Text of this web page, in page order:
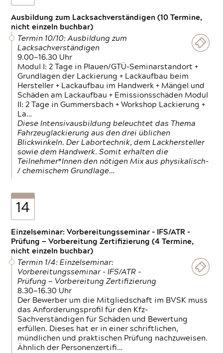
Ausbildung zum Lacksachverständigen (10 Termine,
nicht einzeln buchbar)
Termin 10/10: Ausbildung zum
Lacksachverständigen
9.00—16.30 Uhr
Modul I: 2 Tage in Plauen/GTÜ-Seminarstandort +
Grundlagen der Lackierung + Lackaufbau beim
Hersteller + Lackaufbau im Handwerk + Mängel und
Schäden am Lackaufbau + Emissionsschäden Modul
II: 2 Tage in Gummersbach + Workshop Lackierung +
La…
Diese Intensivausbildung beleuchtet das Thema
Fahrzeuglackierung aus den drei üblichen
Blickwinkeln. Der Labortechnik, dem Lackhersteller
sowie dem Handwerk. Somit erhalten die
Teilnehmer*Innen den nötigen Mix aus physikalisch-
/ chemischem Grundlage…
14
Einzelseminar: Vorbereitungsseminar - IFS/ATR -
Prüfung — Vorbereitung Zertifizierung (4 Termine,
nicht einzeln buchbar)
Termin 1/4: Einzelseminar:
Vorbereitungsseminar - IFS/ATR -
Prüfung — Vorbereitung Zertifizierung
8.30—16.30 Uhr
Der Bewerber um die Mitgliedschaft im BVSK muss
das Anforderungsprofil für den Kfz-
Sachverständigen für Schäden und Bewertung
erfüllen. Dieses hat er in einer schriftlichen,
mündlichen und praktischen Prüfung nachzuweisen.
Ähnlich der Personenzertifi…